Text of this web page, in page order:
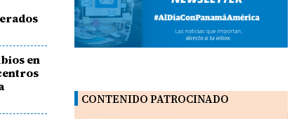
en
CONTENIDO PATROCINADO